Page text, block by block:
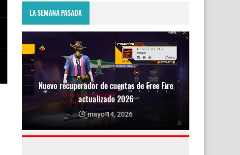
LA SEMANA PASADA
Nuevo recuperador de cuentas de Free Fire
actualizado 2026
mayo 14, 2026